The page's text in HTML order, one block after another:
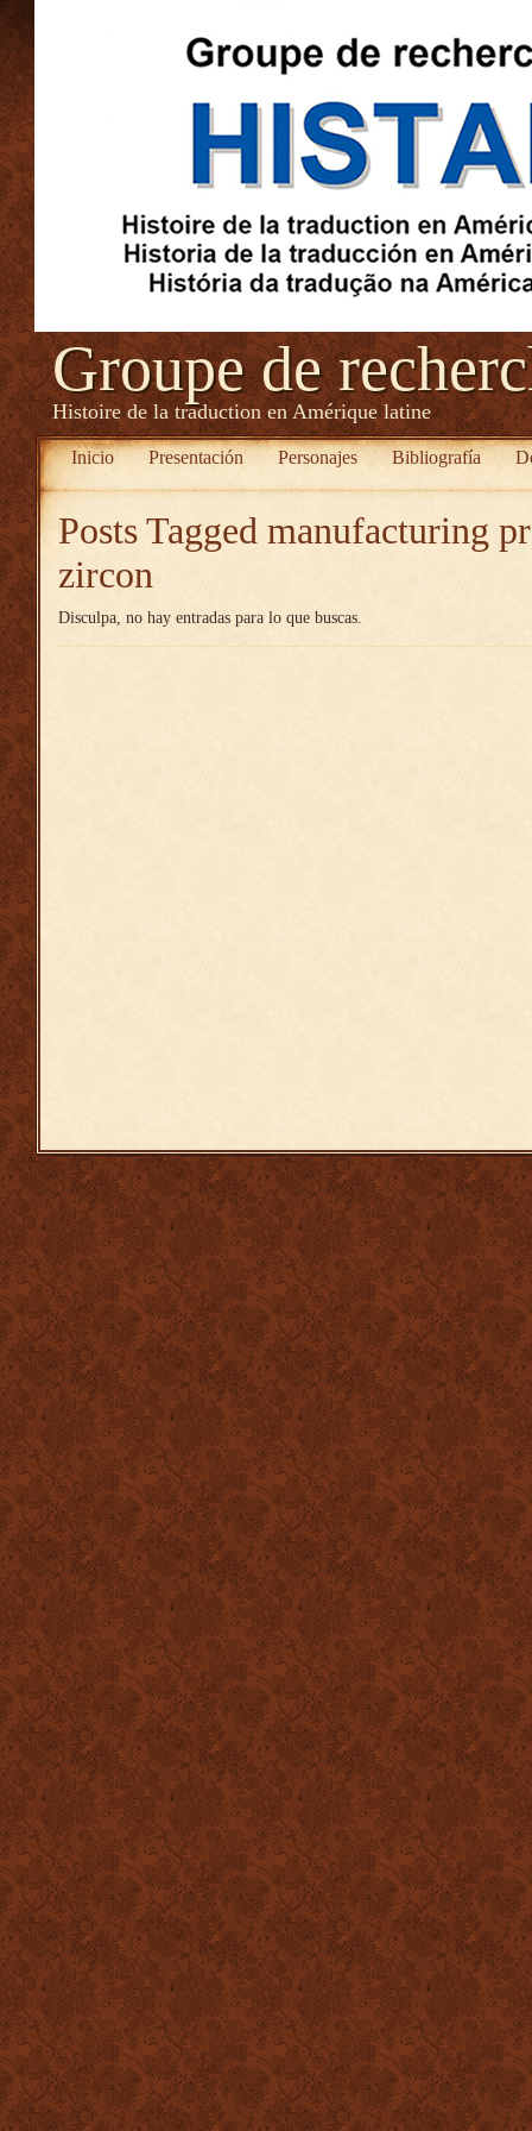
Groupe de
Histoire de la traduction en Amérique latine
Inicio Presentación Personajes Bibliografía
Posts Tagged manufacturing
zircon
Disculpa, no hay entradas para lo que buscas.